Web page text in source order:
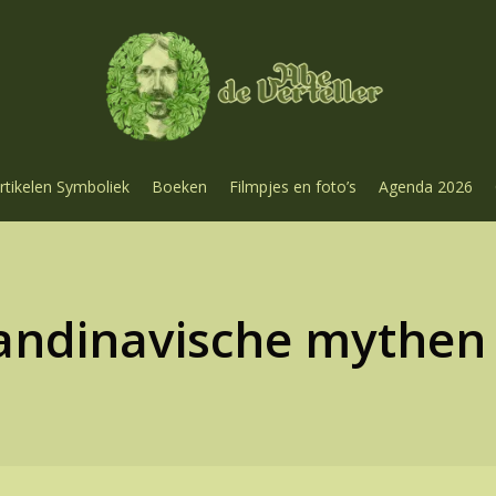
Symboliek Boeken Filmpjes en foto’s Agenda 2026
mythen